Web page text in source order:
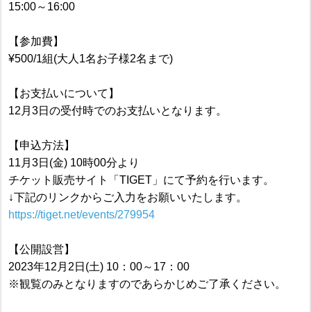
15:00～16:00
【参加費】
¥500/1組(大人1名お子様2名まで)
【お支払いについて】
12月3日の受付時でのお支払いとなります。
【申込方法】
11月3日(金) 10時00分より
チケット販売サイト「TIGET」にて予約を行います。
↓下記のリンクからご入力をお願いいたします。
https://tiget.net/events/279954
【公開設営】
2023年12月2日(土) 10：00～17：00
※観覧のみとなりますのであらかじめご了承ください。